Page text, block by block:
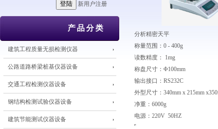
新用户注册
产品分类
建筑工程质量无损检测仪器
公路道路桥梁桩基仪器设备
交通工程检测仪器设备
钢结构检测试验仪器设备
建筑节能测试仪器设备
分析精密天平
称量范围：0 - 400g
读数精度： 1mg
称盘尺寸：Φ100mm
输出接口：RS232C
外型尺寸：340mm x 215mm
净重：6000g
电源：220V 50HZ